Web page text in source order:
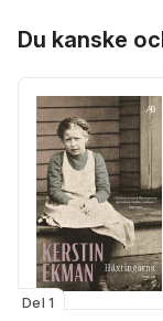
Du kanske
Del 1